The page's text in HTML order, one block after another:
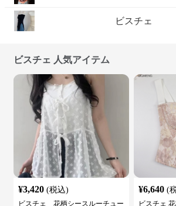
ビスチェ
ビスチェ 人気アイテム
¥3,420 (税込)
ビスチェ 花柄シースルーチュー
¥6,640 (
ビスチェ